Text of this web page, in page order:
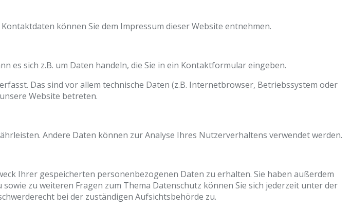
können Sie dem Impressum dieser Website entnehmen.
es sich z.B. um Daten handeln, die Sie in ein Kontaktformular eingeben.
Das sind vor allem technische Daten (z.B. Internetbrowser, Betriebssystem oder
Website betreten.
Andere Daten können zur Analyse Ihres Nutzerverhaltens verwendet werden.
Ihrer gespeicherten personenbezogenen Daten zu erhalten. Sie haben außerdem
zu weiteren Fragen zum Thema Datenschutz können Sie sich jederzeit unter der
bei der zuständigen Aufsichtsbehörde zu.